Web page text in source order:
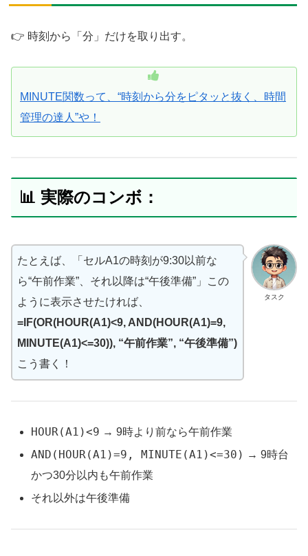
👉 時刻から「分」だけを取り出す。
MINUTE関数って、“時刻から分をピタッと抜く、時間
管理の達人”や！
📊 実際のコンボ：
タスク
たとえば、「セルA1の時刻が9:30以前な
ら“午前作業”、それ以降は“午後準備”」この
ように表示させたければ、
=IF(OR(HOUR(A1)<9, AND(HOUR(A1)=9,
MINUTE(A1)<=30)), “午前作業”, “午後準備”)
こう書く！
HOUR(A1)<9 → 9時より前なら午前作業
AND(HOUR(A1)=9, MINUTE(A1)<=30) → 9時台
かつ30分以内も午前作業
それ以外は午後準備